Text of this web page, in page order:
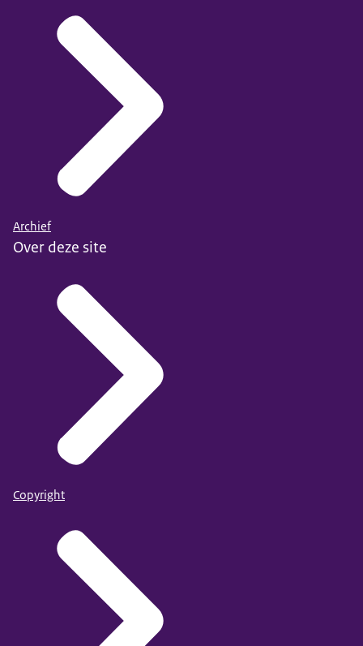
Archief
Over deze site
Copyright